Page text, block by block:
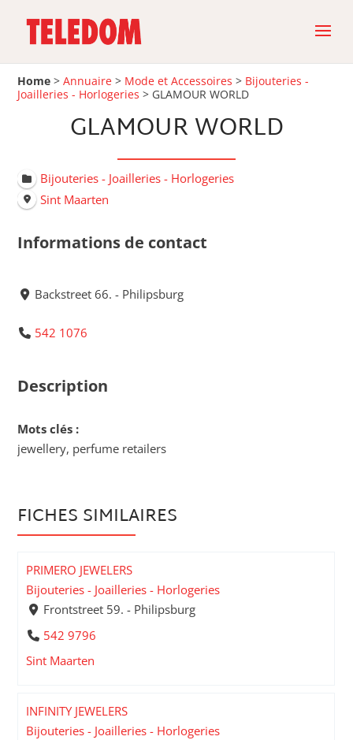
Home >Annuaire > Mode et Accessoires > Bijouteries -
Joailleries - Horlogeries > GLAMOUR WORLD
GLAMOUR WORLD
Bijouteries - Joailleries - Horlogeries
Sint Maarten
Informations de contact
Backstreet 66. - Philipsburg
542 1076
Description
Mots clés :
jewellery, perfume retailers
FICHES SIMILAIRES
PRIMERO JEWELERS
Bijouteries - Joailleries - Horlogeries
Frontstreet 59. - Philipsburg
542 9796
Sint Maarten
INFINITY JEWELERS
Bijouteries - Joailleries - Horlogeries